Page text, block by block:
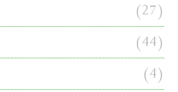
(27)
(44)
(4)